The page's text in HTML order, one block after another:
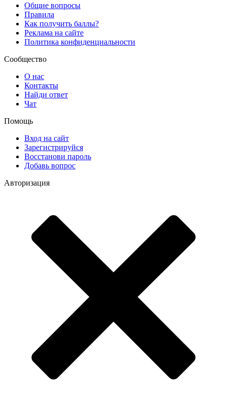
Общие вопросы
Правила
Как получить баллы?
Реклама на сайте
Политика конфиденциальности
Сообщество
О нас
Контакты
Найди ответ
Чат
Помощь
Вход на сайт
Зарегистрируйся
Восстанови пароль
Добавь вопрос
Авторизация